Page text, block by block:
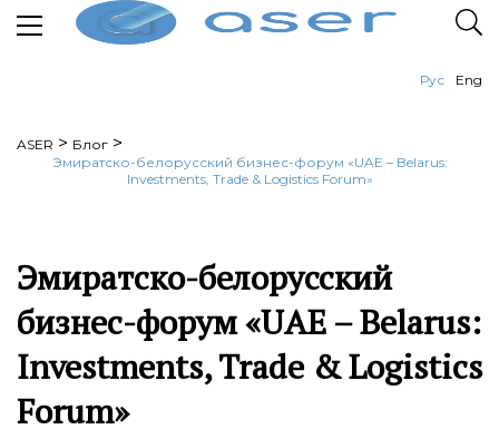
Рус Eng
ASER > Блог >
Эмиратско-белорусский бизнес-форум «UAE – Belarus:
Investments, Trade & Logistics Forum»
Эмиратско-белорусский
бизнес-форум «UAE – Belarus:
Investments, Trade & Logistics
Forum»